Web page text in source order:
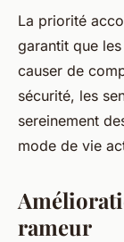
La priorité
garantit que
causer de
sécurité, les
sereinement
mode de vie
rameur